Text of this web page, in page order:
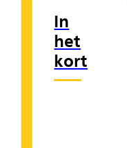
In
het
kort